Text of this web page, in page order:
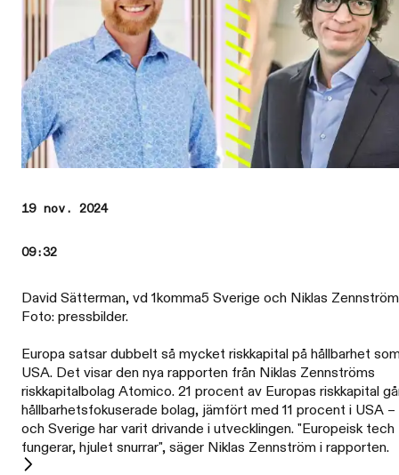
19 nov. 2024
09:32
David Sätterman, vd 1komma5 Sverige och Niklas
Foto: pressbilder.
Europa satsar dubbelt så mycket riskkapital på hållbarhet
USA. Det visar den nya rapporten från Niklas Zennströms
riskkapitalbolag Atomico. 21 procent av Europas riskkapital
hållbarhetsfokuserade bolag, jämfört med 11 procent i USA –
och Sverige har varit drivande i utvecklingen. "Europeisk tech
fungerar, hjulet snurrar", säger Niklas Zennström i rapporten.